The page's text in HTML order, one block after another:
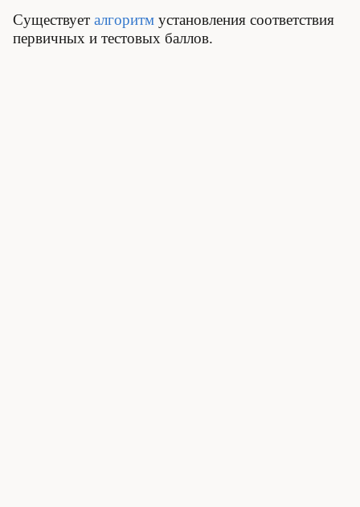
Существует алгоритм установления соответствия
первичных и тестовых баллов.